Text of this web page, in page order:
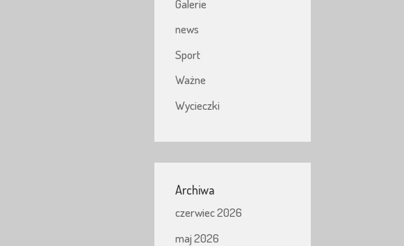
Galerie
news
Sport
Ważne
Wycieczki
Archiwa
czerwiec 2026
maj 2026